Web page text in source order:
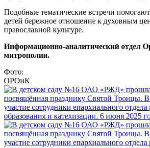
Подобные тематические встречи
детей бережное отношение к духовным
православной культуре.
Информационно-аналитический отдел
митрополии.
Фото:
ОРОиК